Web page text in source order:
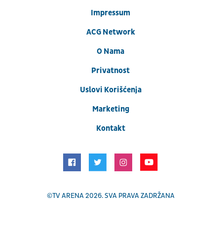
Impressum
ACG Network
O Nama
Privatnost
Uslovi Korišćenja
Marketing
Kontakt
©TV ARENA2026. SVA PRAVA ZADRŽANA